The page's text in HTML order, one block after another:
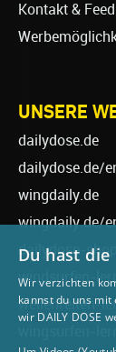
Kontakt &
UNSERE
dailydose.de
dailydose.de/
wingdaily.de
wingdaily.de/
dailydose-
windsurfen-
wellenreiten-
Du hast
Wir verzichten
kannst du uns
wir DAILY DOSE